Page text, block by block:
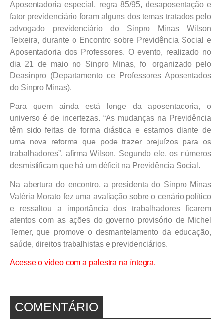
Aposentadoria especial, regra 85/95, desaposentação e
fator previdenciário foram alguns dos temas tratados pelo
advogado previdenciário do Sinpro Minas Wilson
Teixeira, durante o Encontro sobre Previdência Social e
Aposentadoria dos Professores. O evento, realizado no
dia 21 de maio no Sinpro Minas, foi organizado pelo
Deasinpro (Departamento de Professores Aposentados
do Sinpro Minas).
Para quem ainda está longe da aposentadoria, o
universo é de incertezas. “As mudanças na Previdência
têm sido feitas de forma drástica e estamos diante de
uma nova reforma que pode trazer prejuízos para os
trabalhadores”, afirma Wilson. Segundo ele, os números
desmistificam que há um déficit na Previdência Social.
Na abertura do encontro, a presidenta do Sinpro Minas
Valéria Morato fez uma avaliação sobre o cenário político
e ressaltou a importância dos trabalhadores ficarem
atentos com as ações do governo provisório de Michel
Temer, que promove o desmantelamento da educação,
saúde, direitos trabalhistas e previdenciários.
Acesse o vídeo com a palestra na íntegra.
COMENTÁRIO